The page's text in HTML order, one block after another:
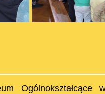
Ogólnokształcące